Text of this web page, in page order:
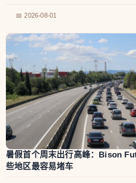
📅 2026-08-01
暑假首个周末出行高峰：Bison
些地区最容易堵车